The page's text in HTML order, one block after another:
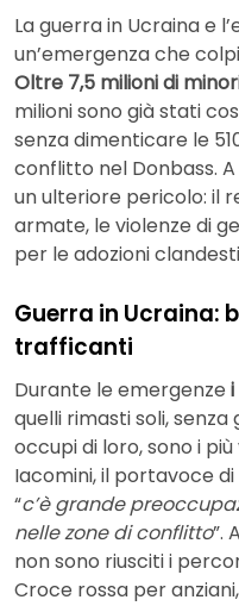
La guerra in Ucraina e
un’emergenza che
Oltre 7,5 milioni di
milioni sono già stati
senza dimenticare le
conflitto nel Donbass.
un ulteriore pericolo: il
armate, le violenze di
per le adozioni
Guerra in Ucraina:
trafficanti
Durante le emergenze
quelli rimasti soli,
occupi di loro, sono i
Iacomini, il portavoce
“c’è grande
nelle zone di conflitto”.
non sono riusciti i
Croce rossa per